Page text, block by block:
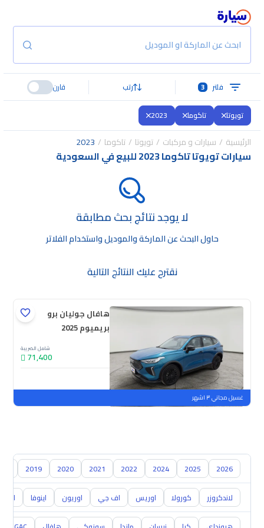
ابحث عن الماركة او الموديل
فلتر 3 رتب قارن
تويوتا تاكوما 2023
الرئيسية سيارات و مركبات تويوتا تاكوما 2023
سيارات تويوتا تاكوما 2023 للبيع في السعودية
لا يوجد نتائج بحث مطابقة
حاول البحث عن الماركة والموديل واستخدام الفلاتر
نقترح عليك النتائج التالية
هافال جوليان برو
بريميوم 2025
شامل الضريبة
71,400
جديدة
ملوحة
غسيل مجاني ٣ اشهر
2026
2025
2024
2022
2021
2020
2019
لاندكروزر كورولا اوريس اف جي اوريون اينوفا ايكو